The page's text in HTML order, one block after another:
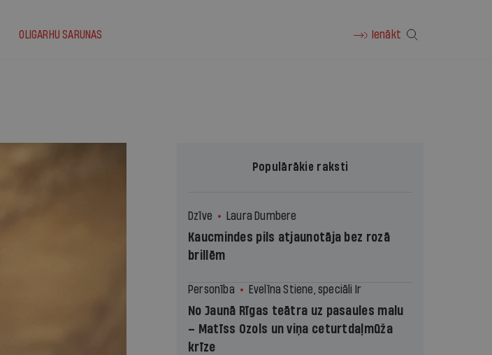
OLIGARHU SARUNAS Ienākt
Populārākie raksti
Dzīve Laura Dumbere
Kaucmindes pils atjaunotāja bez rozā
brillēm
Personība Evelīna Stiene, speciāli Ir
No Jaunā Rīgas teātra uz pasaules malu
– Matīss Ozols un viņa ceturtdaļmūža
krīze